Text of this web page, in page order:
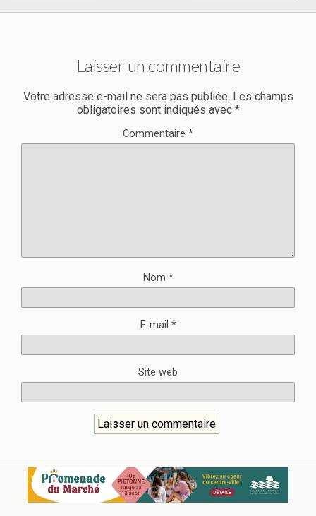
Laisser un commentaire
Votre adresse e-mail ne sera pas publiée. Les champs
obligatoires sont indiqués avec *
Commentaire *
Nom *
E-mail *
Site web